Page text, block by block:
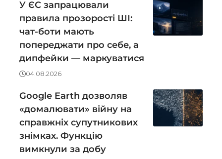
У ЄС запрацювали
правила прозорості ШІ:
чат-боти мають
попереджати про себе, а
дипфейки — маркуватися
04.08.2026
Google Earth дозволяв
«домалювати» війну на
справжніх супутникових
знімках. Функцію
вимкнули за добу